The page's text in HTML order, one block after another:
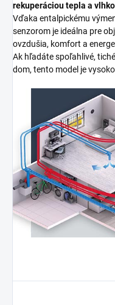
rekuperáciou tepla a
Vďaka entalpickému
senzorom je ideálna pre
ovzdušia, komfort a
Ak hľadáte spoľahlivé,
dom, tento model je